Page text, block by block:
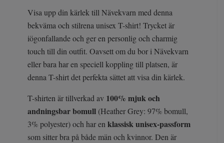
Visa upp din kärlek till Nävekvarn med denna
bekväma och stilrena unisex T-shirt! Trycket är
iögonfallande och ger en personlig och charmig
touch till din outfit. Oavsett om du bor i Nävekvarn
eller bara har en speciell koppling till platsen, är
denna T-shirt det perfekta sättet att visa din kärlek.
T-shirten är tillverkad av 100% mjuk och
andningsbar bomull (Heather Grey: 97% bomull,
3% polyester) och har enklassisk unisex-passform
som sitter bra på både män och kvinnor. Den är